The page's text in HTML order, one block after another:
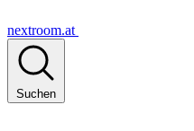
nextroom.at
Suchen